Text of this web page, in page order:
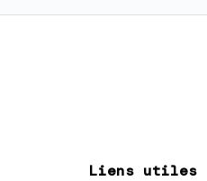
Liens utiles